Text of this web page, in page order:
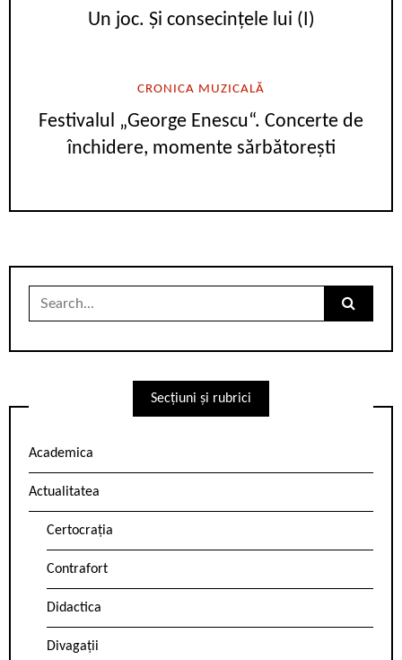
Un joc. Și consecințele lui (I)
CRONICA MUZICALĂ
Festivalul „George Enescu“. Concerte de
închidere, momente sărbătorești
Search
Secțiuni și rubrici
Academica
Actualitatea
Certocrația
Contrafort
Didactica
Divagații